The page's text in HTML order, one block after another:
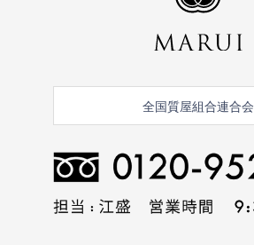
全国質屋組合連合会